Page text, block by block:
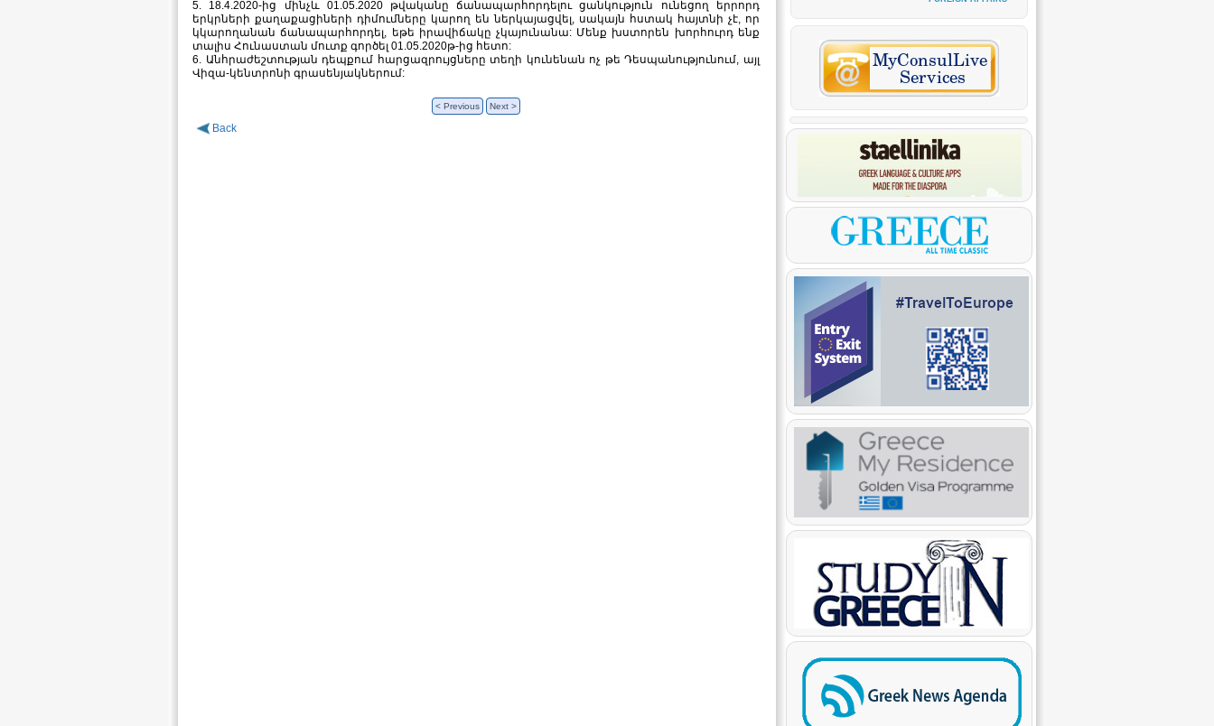
5. 18.4.2020-ից մինչև 01.05.2020 թվականը ճանապարհորդելու ցանկություն ունեցող երրորդ
երկրների քաղաքացիների դիմումները կարող են ներկայացվել, սակայն հստակ հայտնի չէ, որ
կկարողանան ճանապարհորդել, եթե իրավիճակը չկայունանա: Մենք խստորեն խորհուրդ ենք
տալիս Հունաստան մուտք գործել 01.05.2020թ-ից հետո:
6. Անհրաժեշտության դեպքում հարցազրույցները տեղի կունենան ոչ թե Դեսպանությունում, այլ
Վիզա-կենտրոնի գրասենյակներում:
< Previous Next >
Back